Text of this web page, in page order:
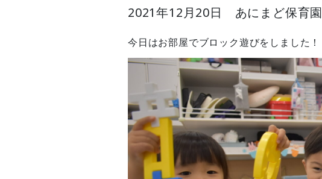
2021年12月20日 あにまど保育園
今日はお部屋でブロック遊びをしました！